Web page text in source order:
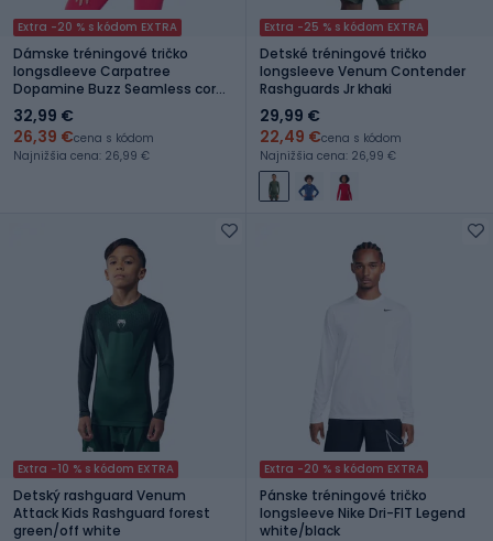
Extra -20 % s kódom EXTRA
Dámske tréningové tričko
longsdleeve Carpatree
Dopamine Buzz Seamless coral
paradise pink
32,99 €
26,39 €cena s kódom
Najnižšia cena: 26,99 €
Extra -25 % s kódom EXTRA
Detské tréningové tričko
longsleeve Venum Contender
Rashguards Jr khaki
29,99 €
22,49 €cena s kódom
Najnižšia cena: 26,99 €
Extra -10 % s kódom EXTRA
Detský rashguard Venum
Attack Kids Rashguard forest
green/off white
Extra -20 % s kódom EXTRA
Pánske tréningové tričko
longsleeve Nike Dri-FIT Legend
white/black